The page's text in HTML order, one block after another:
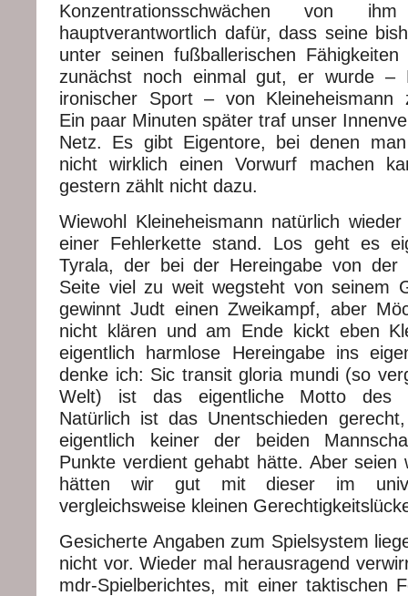
Konzentrationsschwächen von
hauptverantwortlich dafür, dass seine
unter seinen fußballerischen
zunächst noch einmal gut, er wurde –
ironischer Sport – von Kleineheismann
Ein paar Minuten später traf unser
Netz. Es gibt Eigentore, bei denen
nicht wirklich einen Vorwurf machen
gestern zählt nicht dazu.
Wiewohl Kleineheismann natürlich
einer Fehlerkette stand. Los geht es
Tyrala, der bei der Hereingabe von der
Seite viel zu weit wegsteht von seinem
gewinnt Judt einen Zweikampf, aber
nicht klären und am Ende kickt eben
eigentlich harmlose Hereingabe ins
denke ich: Sic transit gloria mundi (so
Welt) ist das eigentliche Motto des
Natürlich ist das Unentschieden
eigentlich keiner der beiden
Punkte verdient gehabt hätte. Aber seien
hätten wir gut mit dieser im
vergleichsweise kleinen
Gesicherte Angaben zum Spielsystem
nicht vor. Wieder mal herausragend
mdr-Spielberichtes, mit einer taktischen